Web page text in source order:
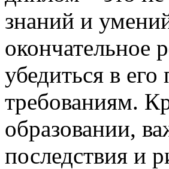
знаний и
окончательное
убедиться в
требованиям.
образовании,
последствия и